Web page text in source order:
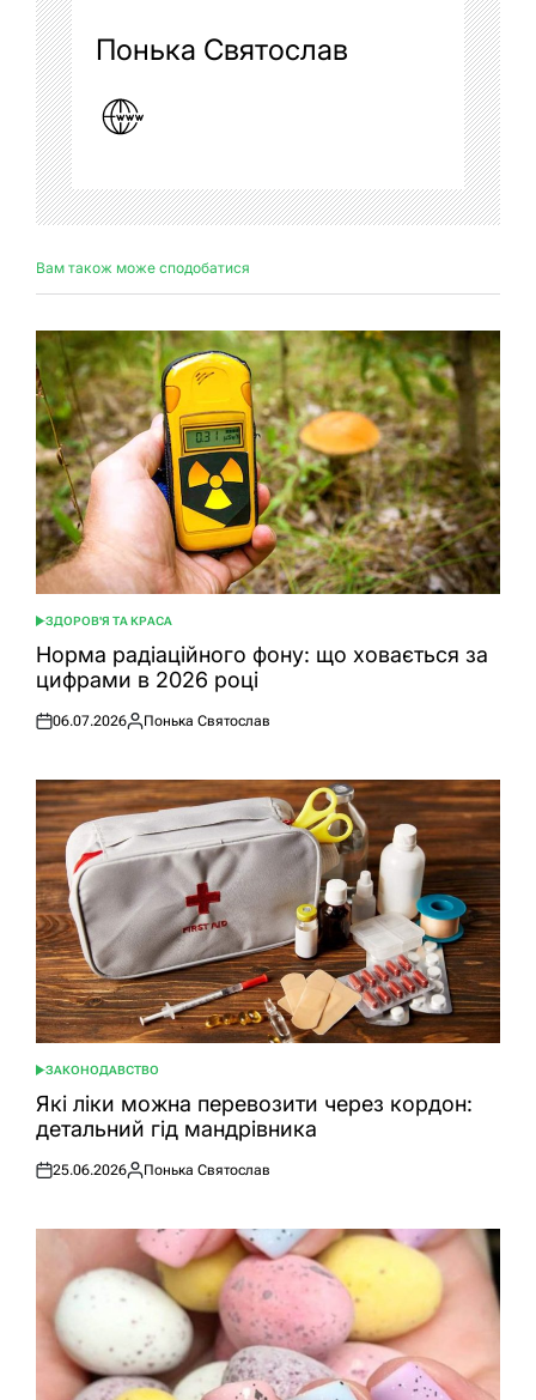
Понька Святослав
Вам також може сподобатися
ОПУБЛІКУВАТИ
У
ЗДОРОВ'Я ТА КРАСА
Норма радіаційного фону: що ховається за
цифрами в 2026 році
Оприлюднено
06.07.2026
Опубліковано
Понька Святослав
ОПУБЛІКУВАТИ
У
ЗАКОНОДАВСТВО
Які ліки можна перевозити через кордон:
детальний гід мандрівника
Оприлюднено
25.06.2026
Опубліковано
Понька Святослав